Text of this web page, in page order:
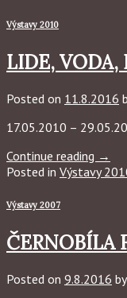
Výstavy 2010
LIDE, VODA,
Posted on 11.8.2016
17.05.2010 –
Continue reading →
Posted in Výstavy
Výstavy 2007
ČERNOBÍLA
Posted on 9.8.2016 by